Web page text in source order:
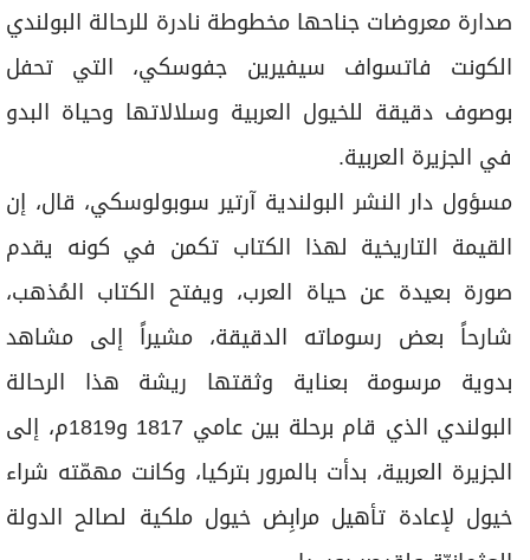
صدارة معروضات جناحها مخطوطة نادرة للرحالة البولندي
الكونت فاتسواف سيفيرين جفوسكي، التي تحفل
بوصوف دقيقة للخيول العربية وسلالاتها وحياة البدو
في الجزيرة العربية.
مسؤول دار النشر البولندية آرتير سوبولوسكي، قال، إن
القيمة التاريخية لهذا الكتاب تكمن في كونه يقدم
صورة بعيدة عن حياة العرب، ويفتح الكتاب المُذهب،
شارحاً بعض رسوماته الدقيقة، مشيراً إلى مشاهد
بدوية مرسومة بعناية وثقتها ريشة هذا الرحالة
البولندي الذي قام برحلة بين عامي 1817 و1819م، إلى
الجزيرة العربية، بدأت بالمرور بتركيا، وكانت مهمّته شراء
خيول لإعادة تأهيل مرابِض خيول ملكية لصالح الدولة